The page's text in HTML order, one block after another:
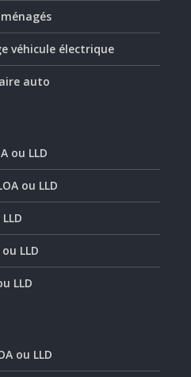
véhicule électrique
auto
ou LLD
ou LLD
LLD
LLD
ou LLD